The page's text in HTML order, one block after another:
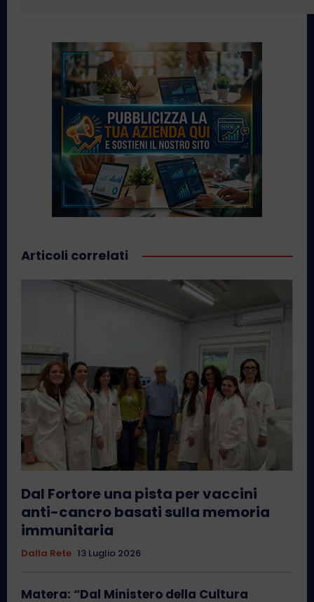
Articoli correlati
Dal Fortore una pista per vaccini
anti-cancro basati sulla memoria
immunitaria
Dalla Rete 13 Luglio 2026
Matera: “Dal Ministero della Cultura